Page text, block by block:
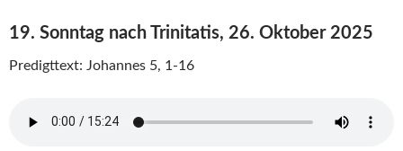
19. Sonntag nach Trinitatis, 26. Oktober 2025
Predigttext: Johannes 5, 1-16